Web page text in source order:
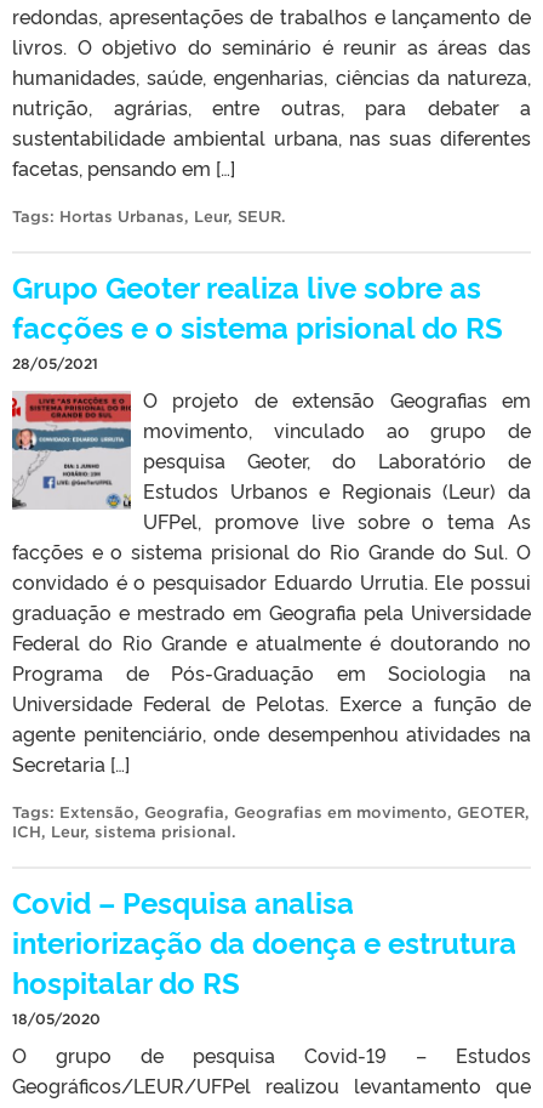
redondas, apresentações de trabalhos e lançamento de
livros. O objetivo do seminário é reunir as áreas das
humanidades, saúde, engenharias, ciências da natureza,
nutrição, agrárias, entre outras, para debater a
sustentabilidade ambiental urbana, nas suas diferentes
facetas, pensando em […]
Tags: Hortas Urbanas, Leur, SEUR.
Grupo Geoter realiza live sobre as
facções e o sistema prisional do RS
28/05/2021
O projeto de extensão Geografias em
movimento, vinculado ao grupo de
pesquisa Geoter, do Laboratório de
Estudos Urbanos e Regionais (Leur) da
UFPel, promove live sobre o tema As
facções e o sistema prisional do Rio Grande do Sul. O
convidado é o pesquisador Eduardo Urrutia. Ele possui
graduação e mestrado em Geografia pela Universidade
Federal do Rio Grande e atualmente é doutorando no
Programa de Pós-Graduação em Sociologia na
Universidade Federal de Pelotas. Exerce a função de
agente penitenciário, onde desempenhou atividades na
Secretaria […]
Tags: Extensão, Geografia, Geografias em movimento, GEOTER,
ICH, Leur, sistema prisional.
Covid – Pesquisa analisa
interiorização da doença e estrutura
hospitalar do RS
18/05/2020
O grupo de pesquisa Covid-19 – Estudos
Geográficos/LEUR/UFPel realizou levantamento que